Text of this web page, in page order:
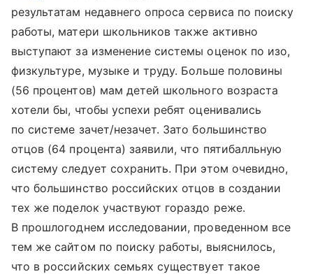
результатам недавнего опроса сервиса по поиску
работы, матери школьников также активно
выступают за изменение системы оценок по изо,
физкультуре, музыке и труду. Больше половины
(56 процентов) мам детей школьного возраста
хотели бы, чтобы успехи ребят оценивались
по системе зачет/незачет. Зато большинство
отцов (64 процента) заявили, что пятибалльную
систему следует сохранить. При этом очевидно,
что большинство российских отцов в создании
тех же поделок участвуют гораздо реже.
В прошлогоднем исследовании, проведенном все
тем же сайтом по поиску работы, выяснилось,
что в российских семьях существует такое